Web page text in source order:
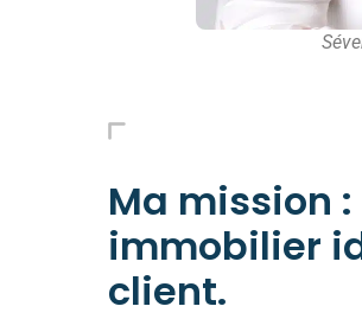
Ma mission
immobilier
client.